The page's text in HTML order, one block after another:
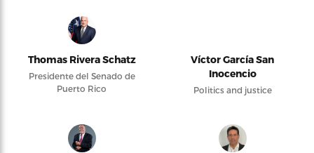
Thomas Rivera Schatz
Presidente del Senado de
Puerto Rico
Víctor García San
Inocencio
Politics and justice